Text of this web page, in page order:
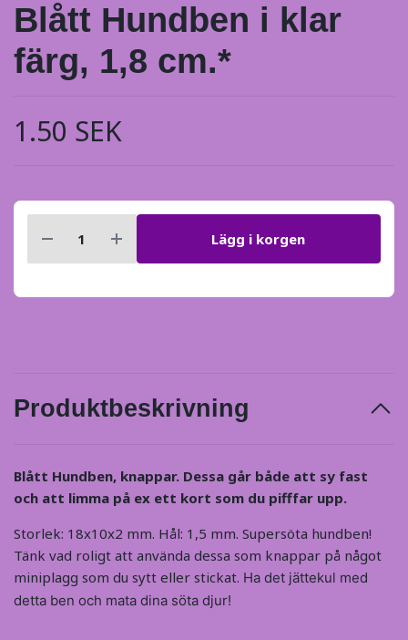
Blått Hundben i klar
färg, 1,8 cm.*
1.50 SEK
Lägg i korgen
Produktbeskrivning
Blått Hundben, knappar. Dessa går både att sy fast
och att limma på ex ett kort som du pifffar upp.
Storlek: 18x10x2 mm. Hål: 1,5 mm. Supersöta hundben!
Tänk vad roligt att använda dessa som knappar på något
miniplagg som du sytt eller stickat. Ha det jättekul med
detta ben och mata dina söta djur!